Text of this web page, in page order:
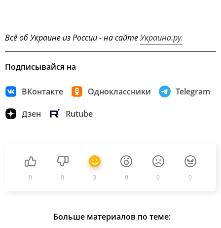
Всё об Украине из России - на сайтеУкраина.ру.
Подписывайся на
ВКонтакте Одноклассники Telegram
Дзен Rutube
0 0 3 0 0 0
Больше материалов по теме: